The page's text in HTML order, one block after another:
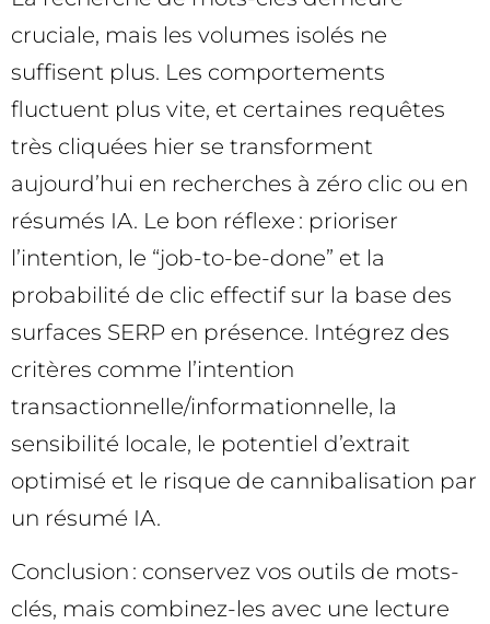
cruciale, mais les volumes isolés ne
suffisent plus. Les comportements
fluctuent plus vite, et certaines requêtes
très cliquées hier se transforment
aujourd’hui en recherches à zéro clic ou en
résumés IA. Le bon réflexe : prioriser
l’intention, le “job-to-be-done” et la
probabilité de clic effectif sur la base des
surfaces SERP en présence. Intégrez des
critères comme l’intention
transactionnelle/informationnelle, la
sensibilité locale, le potentiel d’extrait
optimisé et le risque de cannibalisation par
un résumé IA.
Conclusion : conservez vos outils de mots-
clés, mais combinez-les avec une lecture